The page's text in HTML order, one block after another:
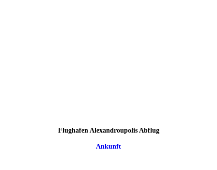
Flughafen Alexandroupolis Abflug
Ankunft